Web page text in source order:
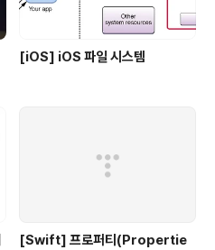
[iOS] iOS 파일 시스템
[Swift] 프로퍼티(Propertie